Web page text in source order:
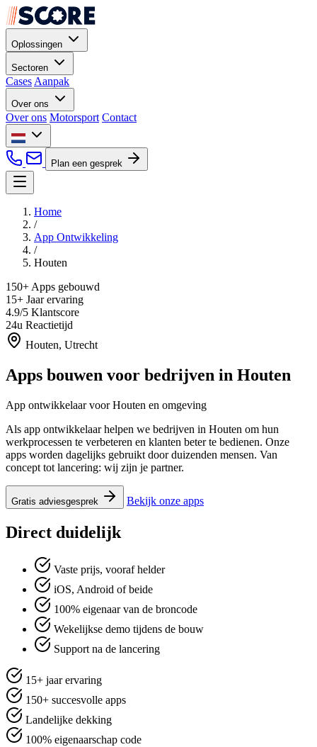
Oplossingen
Sectoren
Cases Aanpak
Over ons
Over ons Motorsport Contact
Plan een gesprek
Home
/
App Ontwikkeling
/
Houten
150+ Apps gebouwd
15+ Jaar ervaring
4.9/5 Klantscore
24u Reactietijd
Houten, Utrecht
Apps bouwen voor bedrijven in Houten
App ontwikkelaar voor Houten en omgeving
Als app ontwikkelaar helpen we bedrijven in Houten om hun
werkprocessen te verbeteren en klanten beter te bedienen. Onze
apps worden dagelijks gebruikt door duizenden mensen. Van
concept tot lancering: wij zijn je partner.
Gratis adviesgesprek Bekijk onze apps
Direct duidelijk
Vaste prijs, vooraf helder
iOS, Android of beide
100% eigenaar van de broncode
Wekelijkse demo tijdens de bouw
Support na de lancering
15+ jaar ervaring
150+ succesvolle apps
Landelijke dekking
100% eigenaarschap code